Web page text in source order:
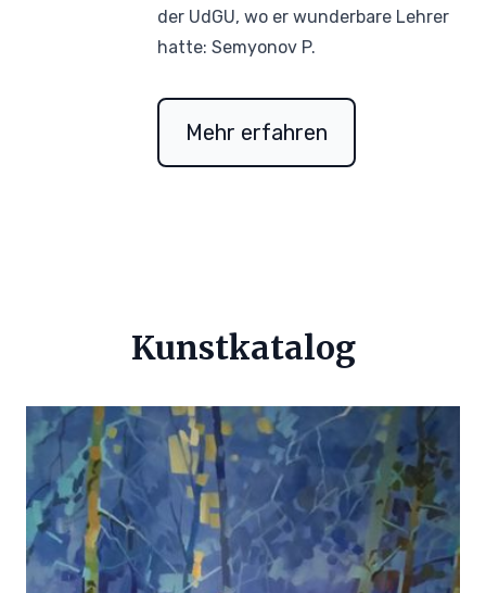
der UdGU, wo er wunderbare Lehrer
hatte: Semyonov P.
Mehr erfahren
Kunstkatalog